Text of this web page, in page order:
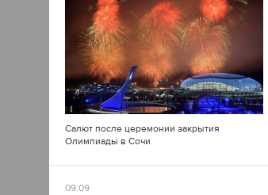
Салют после церемонии закрытия
Олимпиады в Сочи
09:09